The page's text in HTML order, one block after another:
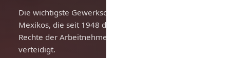
Die wichtigste Gewerkschaft
Mexikos, die seit 1948 die
Rechte der Arbeitnehmer
verteidigt.